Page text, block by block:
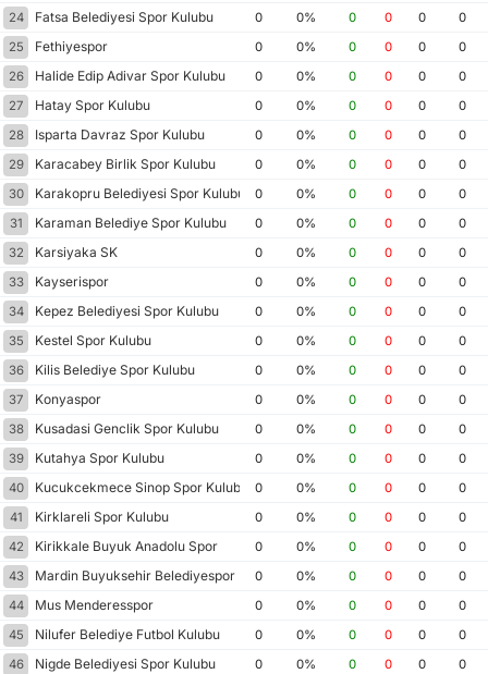
24
Fatsa Belediyesi Spor Kulubu 0 0% 0 0 0
0
25
Fethiyespor 0 0% 0 0 0
0
26
Halide Edip Adivar Spor Kulubu 0 0% 0 0 0
0
27
Hatay Spor Kulubu 0 0% 0 0 0
0
28
Isparta Davraz Spor Kulubu 0 0% 0 0 0
0
29
Karacabey Birlik Spor Kulubu 0 0% 0 0 0
0
30
Karakopru Belediyesi Spor Kulubu 0 0% 0 0 0
0
31
Karaman Belediye Spor Kulubu 0 0% 0 0 0
0
32
Karsiyaka SK 0 0% 0 0 0
0
33
Kayserispor 0 0% 0 0 0
0
34
Kepez Belediyesi Spor Kulubu 0 0% 0 0 0
0
35
Kestel Spor Kulubu 0 0% 0 0 0
0
36
Kilis Belediye Spor Kulubu 0 0% 0 0 0
0
37
Konyaspor 0 0% 0 0 0
0
38
Kusadasi Genclik Spor Kulubu 0 0% 0 0 0
0
39
Kutahya Spor Kulubu 0 0% 0 0 0
0
40
Kucukcekmece Sinop Spor Kulubu 0 0% 0 0 0
0
41
Kirklareli Spor Kulubu 0 0% 0 0 0
0
42
Kirikkale Buyuk Anadolu Spor 0 0% 0 0 0
0
43
Mardin Buyuksehir Belediyespor 0 0% 0 0 0
0
44
Mus Menderesspor 0 0% 0 0 0
0
45
Nilufer Belediye Futbol Kulubu 0 0% 0 0 0
0
46
Nigde Belediyesi Spor Kulubu 0 0% 0 0 0
0